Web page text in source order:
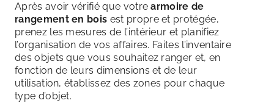
Après avoir vérifié que votrearmoire de
rangement en bois est propre et protégée,
prenez les mesures de l’intérieur et planifiez
l’organisation de vos affaires. Faites l’inventaire
des objets que vous souhaitez ranger et, en
fonction de leurs dimensions et de leur
utilisation, établissez des zones pour chaque
type d’objet.